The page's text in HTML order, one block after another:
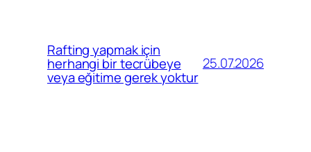
Rafting yapmak için
herhangi bir tecrübeye
veya eğitime gerek yoktur
25.07.2026